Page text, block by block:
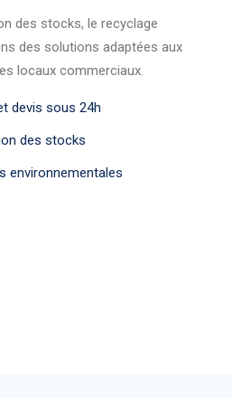
des stocks, le recyclage
des solutions adaptées aux
locaux commerciaux.
devis sous 24h
des stocks
environnementales